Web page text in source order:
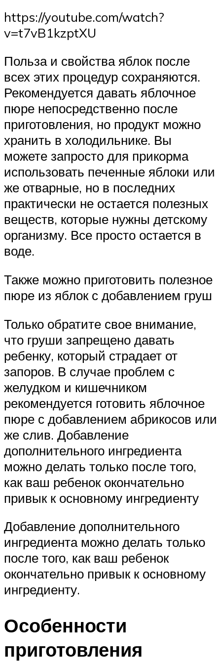
https://youtube.com/watch?
v=t7vB1kzptXU
Польза и свойства яблок после
всех этих процедур сохраняются.
Рекомендуется давать яблочное
пюре непосредственно после
приготовления, но продукт можно
хранить в холодильнике. Вы
можете запросто для прикорма
использовать печенные яблоки или
же отварные, но в последних
практически не остается полезных
веществ, которые нужны детскому
организму. Все просто остается в
воде.
Также можно приготовить полезное
пюре из яблок с добавлением груш
Только обратите свое внимание,
что груши запрещено давать
ребенку, который страдает от
запоров. В случае проблем с
желудком и кишечником
рекомендуется готовить яблочное
пюре с добавлением абрикосов или
же слив. Добавление
дополнительного ингредиента
можно делать только после того,
как ваш ребенок окончательно
привык к основному ингредиенту
Добавление дополнительного
ингредиента можно делать только
после того, как ваш ребенок
окончательно привык к основному
ингредиенту.
Особенности
приготовления